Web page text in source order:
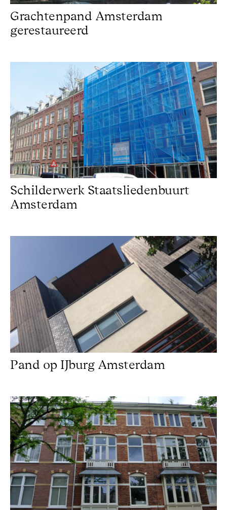
Grachtenpand Amsterdam
gerestaureerd
Schilderwerk Staatsliedenbuurt Amsterdam
Schilderwerk Staatsliedenbuurt
Amsterdam
Pand op IJburg Amsterdam
Pand op IJburg Amsterdam
Schilderwerk Amsterdam Oud-Zuid